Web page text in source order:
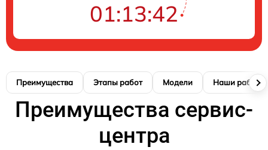
01:13:41
Преимущества Этапы работ Модели Наши работы
Преимущества сервис-
центра